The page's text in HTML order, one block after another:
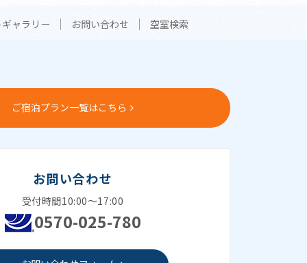
ャラリー お問い合わせ 空室検索
ご宿泊プラン一覧はこちら
お問い合わせ
受付時間10:00～17:00
0570-025-780